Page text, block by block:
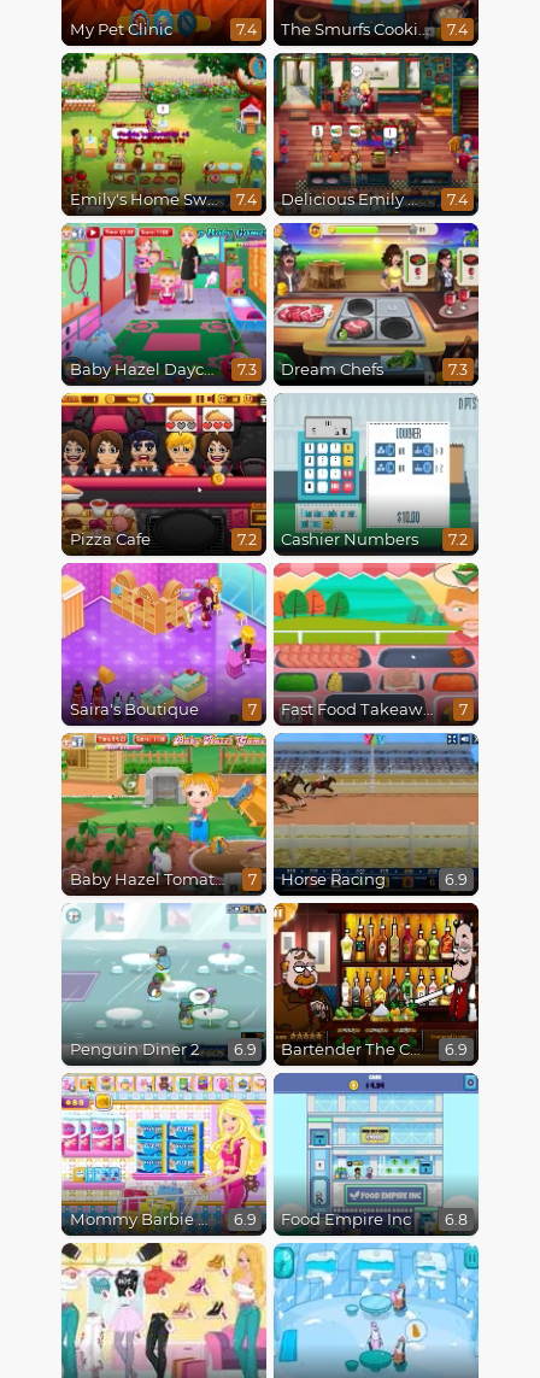
My Pet Clinic 7.4 The Smurfs Cooking 7.4
Emily's Home Sweet Home 7.4 Delicious Emily New Beginning 7.4
Baby Hazel Daycare 7.3 Dream Chefs 7.3
Pizza Cafe 7.2 Cashier Numbers 7.2
Saira's Boutique 7 Fast Food Takeaway 7
Baby Hazel Tomato Farming 7 Horse Racing 6.9
Penguin Diner 2 6.9 Bartender The Celebs Mix 6.9
Mommy Barbie Go Shopping 6.9 Food Empire Inc 6.8